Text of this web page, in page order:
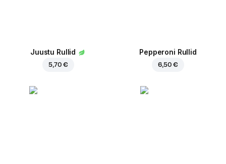
Juustu Rullid
5,70 €
Pepperoni Rullid
6,50 €